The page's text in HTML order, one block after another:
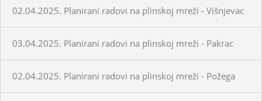
02.04.2025. Planirani radovi na plinskoj mreži - Višnjevac
03.04.2025. Planirani radovi na plinskoj mreži - Pakrac
02.04.2025. Planirani radovi na plinskoj mreži - Požega